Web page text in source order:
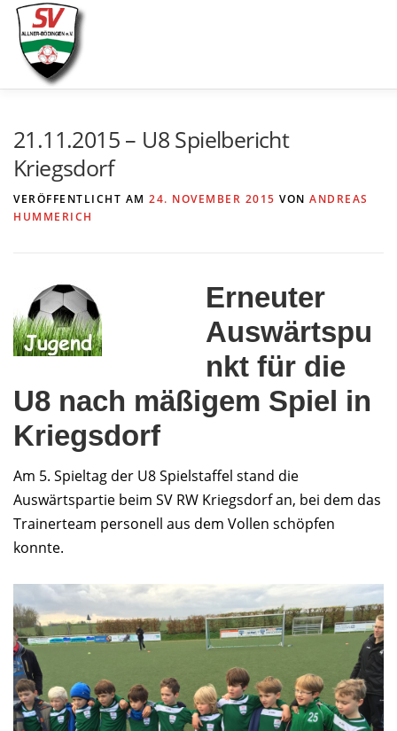
Zum
Inhalt
springen
21.11.2015 – U8 Spielbericht
Kriegsdorf
VERÖFFENTLICHT AM 24. NOVEMBER 2015 VON ANDREAS
HUMMERICH
Erneuter
Auswärtspu
nkt für die
U8 nach mäßigem Spiel in
Kriegsdorf
Am 5. Spieltag der U8 Spielstaffel stand die
Auswärtspartie beim SV RW Kriegsdorf an, bei dem das
Trainerteam personell aus dem Vollen schöpfen
konnte.